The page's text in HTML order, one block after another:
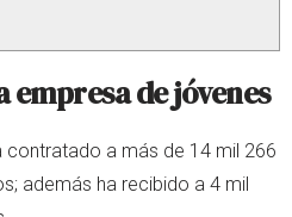
empresa de jóvenes
contratado a más de 14 mil 266
además ha recibido a 4 mil